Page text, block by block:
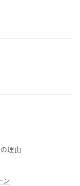
理由
ン